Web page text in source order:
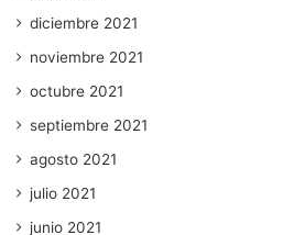
diciembre 2021
noviembre 2021
octubre 2021
septiembre 2021
agosto 2021
julio 2021
junio 2021